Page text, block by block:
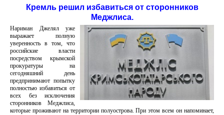
Кремль решил избавиться от сторонников
Меджлиса.
Нариман Джелял уже
выражает полную
уверенность в том, что
российские власти
посредством крымской
прокуратуры на
сегодняшний день
предпринимают попытку
полностью избавиться от
всех без исключения
сторонников Меджлиса,
которые проживают на территории полуострова. При этом всем он напоминает,